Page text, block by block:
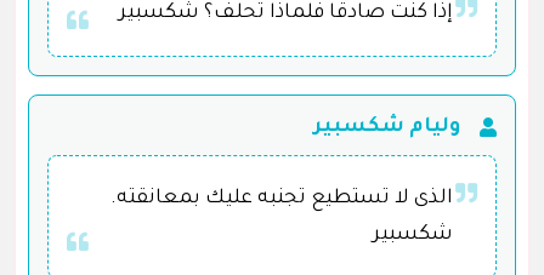
إذا كنت صادقا فلماذا تحلف؟ شكسبير
وليام شكسبير
الذى لا تستطيع تجنبه عليك بمعانقته.
شكسبير